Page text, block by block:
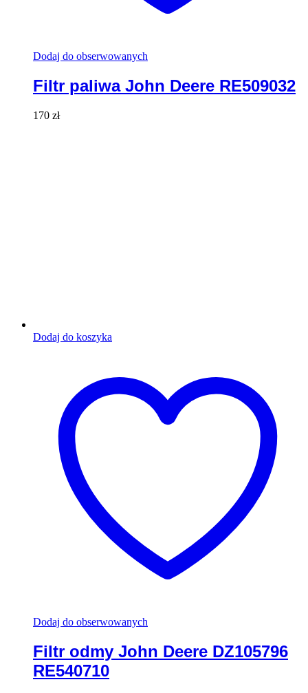
Dodaj do obserwowanych
Filtr paliwa John Deere RE509032
170 zł
Dodaj do koszyka
Dodaj do obserwowanych
Filtr odmy John Deere DZ105796
RE540710